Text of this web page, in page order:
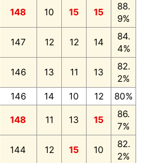
148 10 15 15
88.
9%
147 12 12 14
84.
4%
146 13 11 13
82.
2%
146 14 10 12 80%
148 11 13 15
86.
7%
144 12 15 10
82.
2%